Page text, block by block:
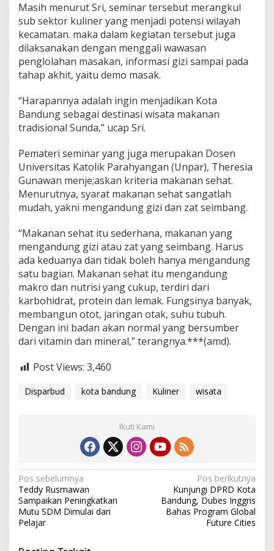
Masih menurut Sri, seminar tersebut merangkul
sub sektor kuliner yang menjadi potensi wilayah
kecamatan. maka dalam kegiatan tersebut juga
dilaksanakan dengan menggali wawasan
penglolahan masakan, informasi gizi sampai pada
tahap akhit, yaitu demo masak.
“Harapannya adalah ingin menjadikan Kota
Bandung sebagai destinasi wisata makanan
tradisional Sunda,” ucap Sri.
Pemateri seminar yang juga merupakan Dosen
Universitas Katolik Parahyangan (Unpar), Theresia
Gunawan menje;askan kriteria makanan sehat.
Menurutnya, syarat makanan sehat sangatlah
mudah, yakni mengandung gizi dan zat seimbang.
“Makanan sehat itu sederhana, makanan yang
mengandung gizi atau zat yang seimbang. Harus
ada keduanya dan tidak boleh hanya mengandung
satu bagian. Makanan sehat itu mengandung
makro dan nutrisi yang cukup, terdiri dari
karbohidrat, protein dan lemak. Fungsinya banyak,
membangun otot, jaringan otak, suhu tubuh.
Dengan ini badan akan normal yang bersumber
dari vitamin dan mineral,” terangnya.***(amd).
Post Views: 3,460
Disparbud kota bandung Kuliner wisata
Ikuti Kami
N
a
v
i
Pos sebelumnya
Teddy Rusmawan
Sampaikan Peningkatkan
Mutu SDM Dimulai dari
Pelajar
Pos berikutnya
Kunjungi DPRD Kota
Bandung, Dubes Inggris
Bahas Program Global
Future Cities